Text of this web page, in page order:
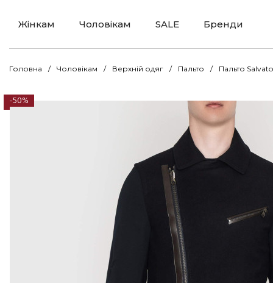
Жінкам Чоловікам SALE Бренди
Головна Чоловікам Верхній одяг Пальто Пальто
-50%